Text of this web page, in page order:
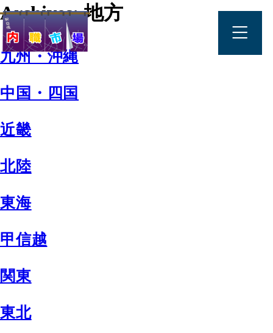
Archives:地方
九州・沖縄
中国・四国
近畿
北陸
東海
甲信越
関東
東北